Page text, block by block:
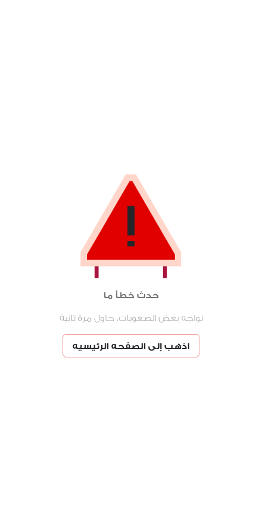
حدث خطأ ما
نواجه بعض الصعوبات، حاول مرة تانية
اذهب إلى الصفحه الرئيسيه